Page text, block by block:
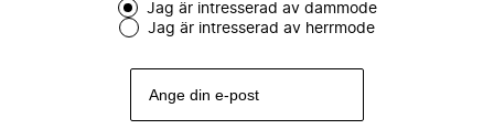
Jag är intresserad av dammode
Jag är intresserad av herrmode